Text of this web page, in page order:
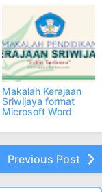
Microsoft Word
Edisi Terbaru
Makalah Kerajaan
Sriwijaya format
Microsoft Word
Previous Post